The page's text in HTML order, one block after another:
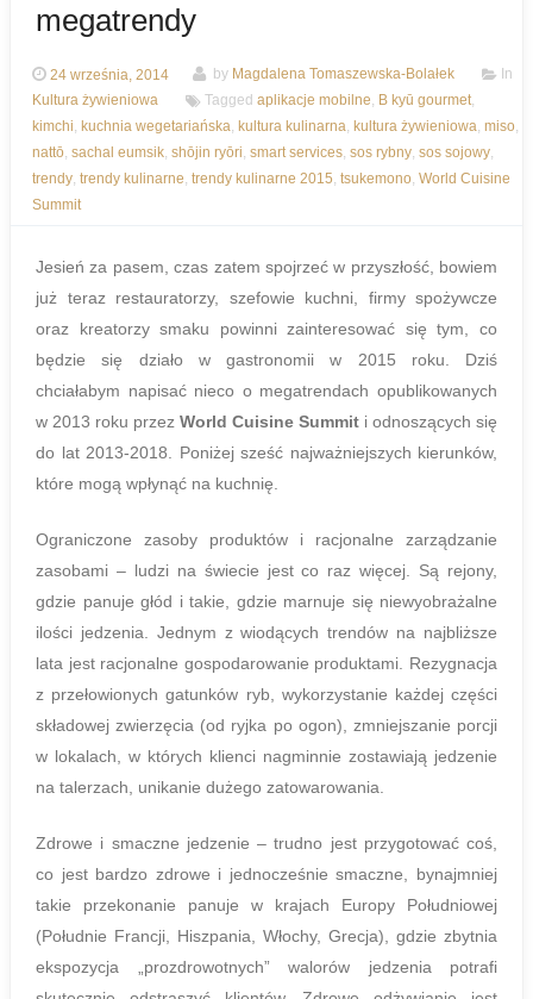
megatrendy
24 września, 2014 by Magdalena Tomaszewska-Bolałek
In
Kultura żywieniowa
Tagged aplikacje mobilne, B kyū gourmet,
kimchi, kuchnia wegetariańska, kultura kulinarna, kultura żywieniowa, miso,
nattō, sachal eumsik, shōjin ryōri, smart services, sos rybny, sos sojowy,
trendy, trendy kulinarne, trendy kulinarne 2015, tsukemono, World Cuisine
Summit
Jesień za pasem, czas zatem spojrzeć w przyszłość, bowiem
już teraz restauratorzy, szefowie kuchni, firmy spożywcze
oraz kreatorzy smaku powinni zainteresować się tym, co
będzie się działo w gastronomii w 2015 roku. Dziś
chciałabym napisać nieco o megatrendach opublikowanych
w 2013 roku przez World Cuisine Summit i odnoszących się
do lat 2013-2018. Poniżej sześć najważniejszych kierunków,
które mogą wpłynąć na kuchnię.
Ograniczone zasoby produktów i racjonalne zarządzanie
zasobami – ludzi na świecie jest co raz więcej. Są rejony,
gdzie panuje głód i takie, gdzie marnuje się niewyobrażalne
ilości jedzenia. Jednym z wiodących trendów na najbliższe
lata jest racjonalne gospodarowanie produktami. Rezygnacja
z przełowionych gatunków ryb, wykorzystanie każdej części
składowej zwierzęcia (od ryjka po ogon), zmniejszanie porcji
w lokalach, w których klienci nagminnie zostawiają jedzenie
na talerzach, unikanie dużego zatowarowania.
Zdrowe i smaczne jedzenie – trudno jest przygotować coś,
co jest bardzo zdrowe i jednocześnie smaczne, bynajmniej
takie przekonanie panuje w krajach Europy Południowej
(Południe Francji, Hiszpania, Włochy, Grecja), gdzie zbytnia
ekspozycja „prozdrowotnych” walorów jedzenia potrafi